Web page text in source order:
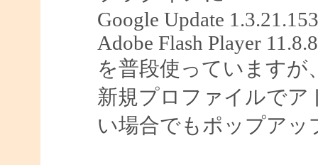
Google Update 1.3.21.153
Adobe Flash Player
を普段使っていますが
新規プロファイルで
い場合でもポップア